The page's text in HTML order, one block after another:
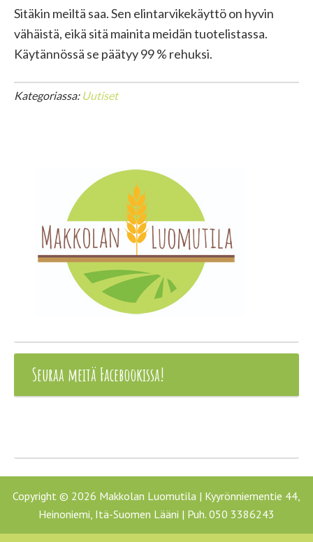
Sitäkin meiltä saa. Sen elintarvikekäyttö on hyvin
vähäistä, eikä sitä mainita meidän tuotelistassa.
Käytännössä se päätyy 99 % rehuksi.
Kategoriassa: Uutiset
Seuraa meitä Facebookissa!
Copyright © 2026 Makkolan Luomutila | Kyyrönniementie 44,
Heinoniemi, Itä-Suomen Lääni | Puh. 050 3386243